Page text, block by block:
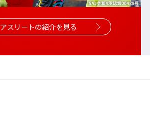
アスリートの紹介を見る